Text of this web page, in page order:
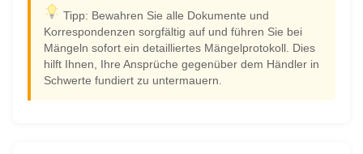
Tipp: Bewahren Sie alle Dokumente und
Korrespondenzen sorgfältig auf und führen Sie bei
Mängeln sofort ein detailliertes Mängelprotokoll. Dies
hilft Ihnen, Ihre Ansprüche gegenüber dem Händler in
Schwerte fundiert zu untermauern.